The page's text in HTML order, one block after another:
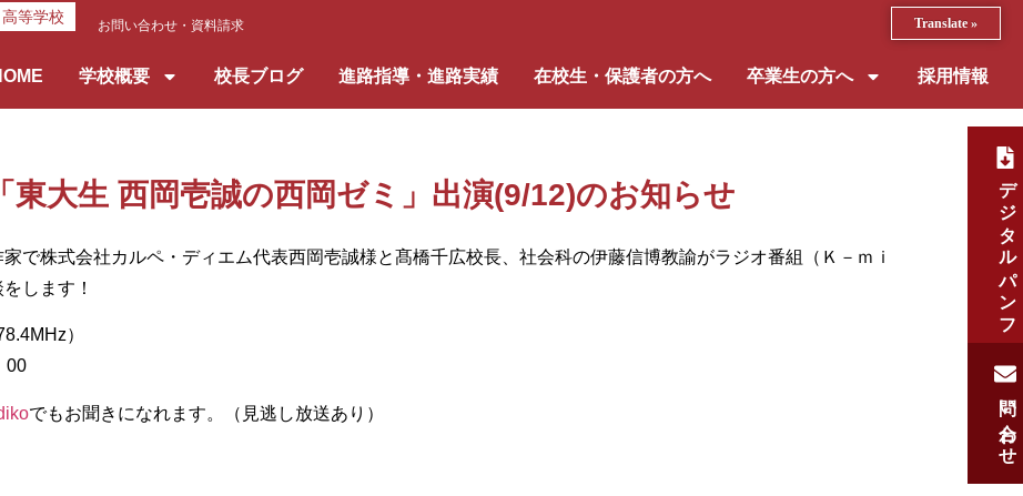
高等学校 お問い合わせ・資料請求
学校概要 校長ブログ 進路指導・進路実績 在校生・保護者の方へ 卒業生の方へ 採用情報
デジタルパンフ
問い合わせ
東大生 西岡壱誠の西岡ゼミ」出演(9/12)のお知らせ
株式会社カルペ・ディエム代表西岡壱誠様と髙橋千広校長、社会科の伊藤信博教諭がラジオ番組（Ｋ－ｍｉ
します！
）
00
でもお聞きになれます。（見逃し放送あり）
Translate »